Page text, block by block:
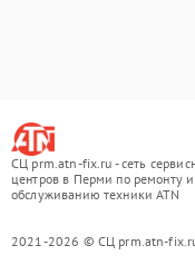
СЦ prm.atn-fix.ru - сеть
центров в Перми по ремонту и
обслуживанию техники ATN
2021-2026 © СЦ prm.atn-